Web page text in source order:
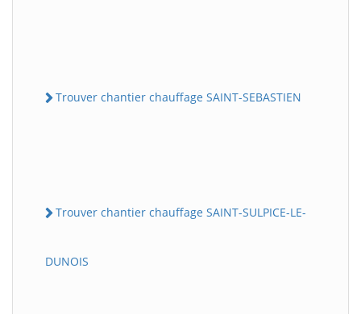
Trouver chantier chauffage SAINT-SEBASTIEN
Trouver chantier chauffage SAINT-SULPICE-LE-
DUNOIS